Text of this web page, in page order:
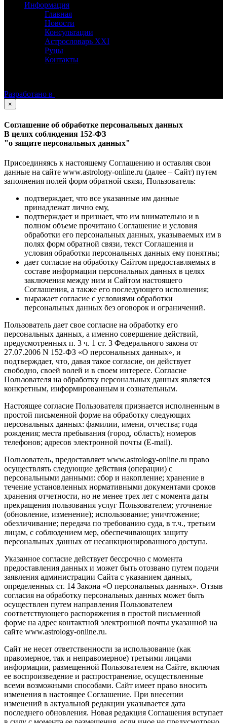
Информация
Главная
Новости
Консультации
Астрословарь XXI
Руны
Контакты
Разработано в
×
Соглашение об обработке персональных данных
В целях соблюдения 152-ФЗ
"о защите персональных данных"
Присоединяясь к настоящему Соглашению и оставляя свои
данные на сайте www.astrology-online.ru (далее – Сайт) путем
заполнения полей форм обратной связи, Пользователь:
подтверждает, что все указанные им данные
принадлежат лично ему,
подтверждает и признает, что им внимательно и в
полном объеме прочитано Соглашение и условия
обработки его персональных данных, указываемых им в
полях форм обратной связи, текст Соглашения и
условия обработки персональных данных ему понятны;
дает согласие на обработку Сайтом предоставляемых в
составе информации персональных данных в целях
заключения между ним и Сайтом настоящего
Соглашения, а также его последующего исполнения;
выражает согласие с условиями обработки
персональных данных без оговорок и ограничений.
Пользователь дает свое согласие на обработку его
персональных данных, а именно совершение действий,
предусмотренных п. 3 ч. 1 ст. 3 Федерального закона от
27.07.2006 N 152-ФЗ «О персональных данных», и
подтверждает, что, давая такое согласие, он действует
свободно, своей волей и в своем интересе. Согласие
Пользователя на обработку персональных данных является
конкретным, информированным и сознательным.
Настоящее согласие Пользователя признается исполненным в
простой письменной форме на обработку следующих
персональных данных: фамилии, имени, отчества; года
рождения; места пребывания (город, область); номеров
телефонов; адресов электронной почты (E-mail).
Пользователь, предоставляет www.astrology-online.ru право
осуществлять следующие действия (операции) с
персональными данными: сбор и накопление; хранение в
течение установленных нормативными документами сроков
хранения отчетности, но не менее трех лет с момента даты
прекращения пользования услуг Пользователем; уточнение
(обновление, изменение); использование; уничтожение;
обезличивание; передача по требованию суда, в т.ч., третьим
лицам, с соблюдением мер, обеспечивающих защиту
персональных данных от несанкционированного доступа.
Указанное согласие действует бессрочно с момента
предоставления данных и может быть отозвано путем подачи
заявления администрации Сайта с указанием данных,
определенных ст. 14 Закона «О персональных данных». Отзыв
согласия на обработку персональных данных может быть
осуществлен путем направления Пользователем
соответствующего распоряжения в простой письменной
форме на адрес контактной электронной почты указанной на
сайте www.astrology-online.ru.
Сайт не несет ответственности за использование (как
правомерное, так и неправомерное) третьими лицами
информации, размещенной Пользователем на Сайте, включая
ее воспроизведение и распространение, осуществленные
всеми возможными способами. Сайт имеет право вносить
изменения в настоящее Соглашение. При внесении
изменений в актуальной редакции указывается дата
последнего обновления. Новая редакция Соглашения вступает